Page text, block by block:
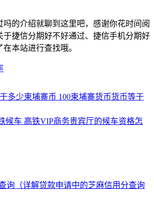
吗的介绍就聊到这里吧，感谢你花时间阅
于捷信分期好不好通过、捷信手机分期好
本站进行查找哦。
多少柬埔寨币 100柬埔寨货币货币等于
候车 高铁VIP商务贵宾厅的候车资格怎
询（详解贷款申请中的芝麻信用分查询